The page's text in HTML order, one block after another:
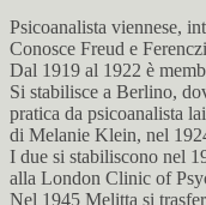
Psicoanalista viennese,
Conosce Freud e
Dal 1919 al 1922 è
Si stabilisce a Berlino,
pratica da psicoanalista
di Melanie Klein, nel
I due si stabiliscono nel
alla London Clinic of
Nel 1945 Melitta si